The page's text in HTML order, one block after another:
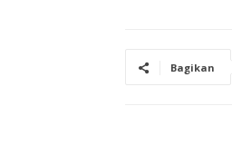
Bagikan